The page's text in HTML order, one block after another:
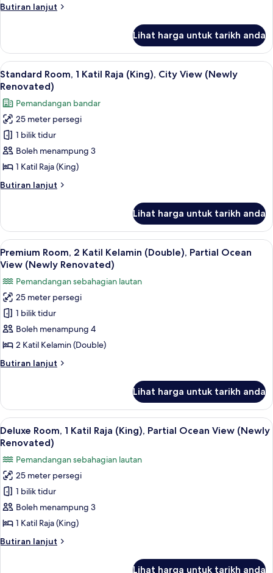
Kelamin
View
Butiran lanjut
Butiran
Room,
Katil
Kelamin
City
View
Lihat harga untuk tarikh anda
Lihat
semua
foto
untuk
Standard
Room,
1
Katil
Raja
(King),
View
(Newly
Renovated)
Peti besi dalam bilik, langsir/tirai
11
Standard Room, 1 Katil Raja (King), City View (Newly
Renovated)
Pemandangan bandar
25 meter persegi
1 bilik tidur
Boleh menampung 3
1 Katil Raja (King)
Butiran lanjut
Butiran
Room,
Katil
Raja
City
View
(Newly
Renovated)
Lihat harga untuk tarikh anda
Lihat
semua
untuk
Premium
Room,
2
Katil
Kelamin
(Double),
Ocean
View
(Newly
Renovated)
Peti besi dalam bilik, langsir/tirai
12
Premium Room, 2 Katil Kelamin (Double), Partial Ocean
View (Newly Renovated)
Pemandangan sebahagian lautan
25 meter persegi
1 bilik tidur
Boleh menampung 4
2 Katil Kelamin (Double)
Butiran lanjut
Butiran
Room,
Katil
Kelamin
Partial
Ocean
View
(Newly
Renovated)
Lihat harga untuk tarikh anda
Lihat
semua
untuk
Deluxe
Room,
1
Katil
Raja
(King),
Peti besi dalam bilik, langsir/tirai
11
Deluxe Room, 1 Katil Raja (King), Partial Ocean View (Newly
Renovated)
Pemandangan sebahagian lautan
25 meter persegi
1 bilik tidur
Boleh menampung 3
1 Katil Raja (King)
Butiran lanjut
Butiran
Lihat harga untuk tarikh anda